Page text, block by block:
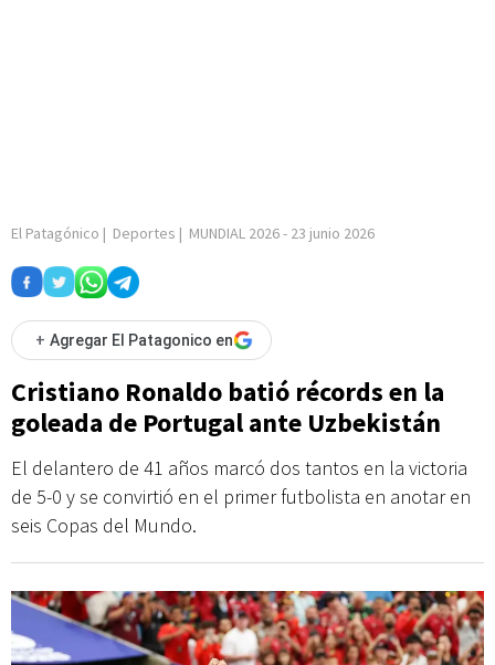
El Patagónico | Deportes | MUNDIAL 2026- 23 junio 2026
+ Agregar El Patagonico en
Cristiano Ronaldo batió récords en la
goleada de Portugal ante Uzbekistán
El delantero de 41 años marcó dos tantos en la victoria
de 5-0 y se convirtió en el primer futbolista en anotar en
seis Copas del Mundo.